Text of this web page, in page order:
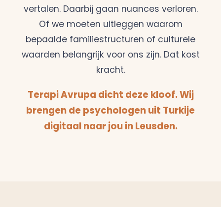
vertalen. Daarbij gaan nuances verloren.
Of we moeten uitleggen waarom
bepaalde familiestructuren of culturele
waarden belangrijk voor ons zijn. Dat kost
kracht.
Terapi Avrupa dicht deze kloof. Wij
brengen de psychologen uit Turkije
digitaal naar jou in Leusden.